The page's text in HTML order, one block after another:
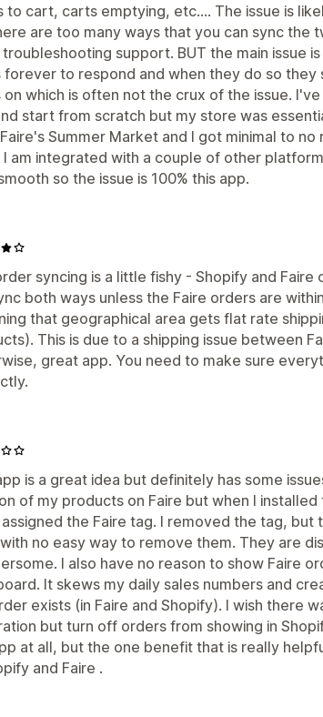
to cart, carts emptying, etc.... The issue is
are too many ways that you can sync the
support. BUT the main issue
forever to respond and when they do so they
on which is often not the crux of the issue.
start from scratch but my store was
Summer Market and I got minimal to
I am integrated with a couple of other
so the issue is 100% this app.
syncing is a little fishy - Shopify and
both ways unless the Faire orders are
that geographical area gets flat rate
This is due to a shipping issue between
great app. You need to make sure
is a great idea but definitely has some
of my products on Faire but when I
the Faire tag. I removed the tag, but
no easy way to remove them. They are
I also have no reason to show Faire
It skews my daily sales numbers and
exists (in Faire and Shopify). I wish there
but turn off orders from showing in
at all, but the one benefit that is really
and Faire .